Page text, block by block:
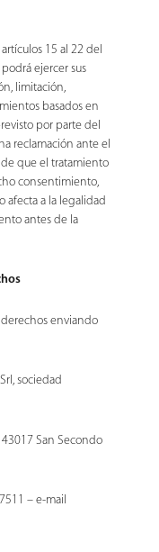
15 al 22 del
ejercer sus
limitación,
basados en
por parte del
reclamación ante el
que el tratamiento
consentimiento,
afecta a la legalidad
antes de la
enviando
sociedad
San Secondo
– e-mail